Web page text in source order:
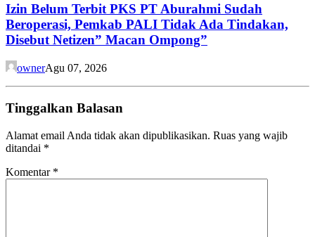
Izin Belum Terbit PKS PT Aburahmi Sudah
Beroperasi, Pemkab PALI Tidak Ada Tindakan,
Disebut Netizen” Macan Ompong”
ownerAgu 07, 2026
Tinggalkan Balasan
Alamat email Anda tidak akan dipublikasikan. Ruas yang wajib
ditandai *
Komentar *